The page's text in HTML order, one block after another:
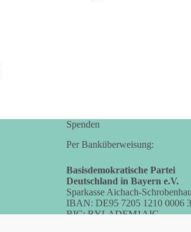
Spenden
Per Banküberweisung:
Basisdemokratische Partei
Deutschland in Bayern e.V.
Sparkasse Aichach-
IBAN: DE95 7205 1210 0006
BIC: BYLADEM1AIC